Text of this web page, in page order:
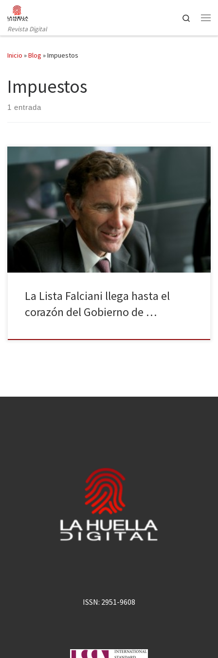
Saltar al contenido
Revista Digital
Search
Inicio »Blog »Impuestos
Impuestos
1 entrada
La filtración de los archivos del banco HSBC puso todas las miradas
sobre Stephen Green, ministro de Estado para el Comercio y la
Inversión, quien estuvo al frente del gigante bancario durante el
periodo en el que ocurrieron los acontecimientos investigados. La
lista Falciani sacó a la luz una cifra: […]
La Lista Falciani llega hasta el
corazón del Gobierno de …
ISSN: 2951-9608